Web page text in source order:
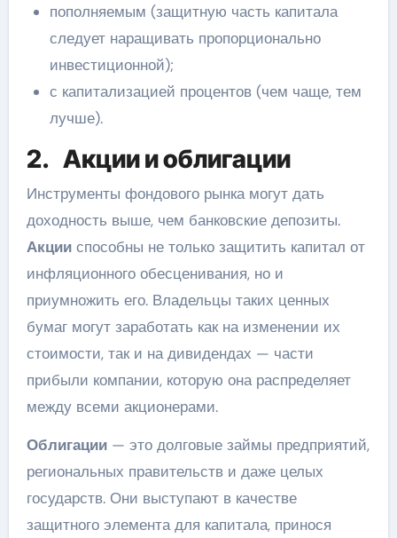
пополняемым (защитную часть капитала
следует наращивать пропорционально
инвестиционной);
с капитализацией процентов (чем чаще, тем
лучше).
2. Акции и облигации
Инструменты фондового рынка могут дать
доходность выше, чем банковские депозиты.
Акцииспособны не только защитить капитал от
инфляционного обесценивания, но и
приумножить его. Владельцы таких ценных
бумаг могут заработать как на изменении их
стоимости, так и на дивидендах — части
прибыли компании, которую она распределяет
между всеми акционерами.
Облигации— это долговые займы предприятий,
региональных правительств и даже целых
государств. Они выступают в качестве
защитного элемента для капитала, принося